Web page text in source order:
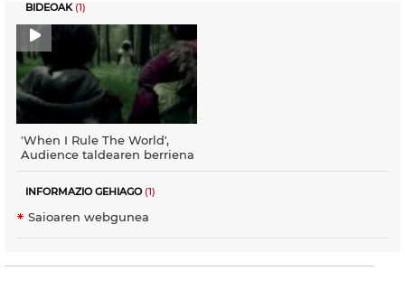
BIDEOAK (1)
'When I Rule The World',
Audience taldearen berriena
INFORMAZIO GEHIAGO(1)
Saioaren webgunea